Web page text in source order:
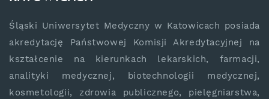
Śląski Uniwersytet Medyczny w Katowicach posiada
akredytację Państwowej Komisji Akredytacyjnej na
kształcenie na kierunkach lekarskich, farmacji,
analityki medycznej, biotechnologii medycznej,
kosmetologii, zdrowia publicznego, pielęgniarstwa,